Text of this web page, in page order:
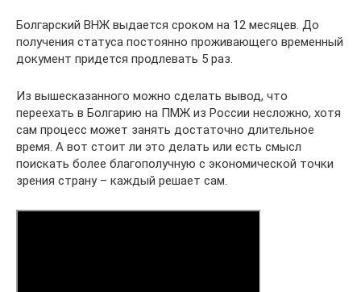
Болгарский ВНЖ выдается сроком на 12 месяцев. До
получения статуса постоянно проживающего временный
документ придется продлевать 5 раз.
Из вышесказанного можно сделать вывод, что
переехать в Болгарию на ПМЖ из России несложно, хотя
сам процесс может занять достаточно длительное
время. А вот стоит ли это делать или есть смысл
поискать более благополучную с экономической точки
зрения страну – каждый решает сам.